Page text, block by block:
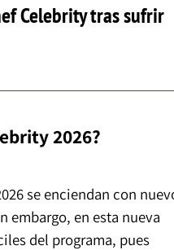
Celebrity tras sufrir
2026?
se enciendan con
embargo, en esta nueva
del programa, pues